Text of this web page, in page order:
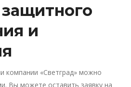
и
компании «Светград» можно
Вы можете оставить заявку на